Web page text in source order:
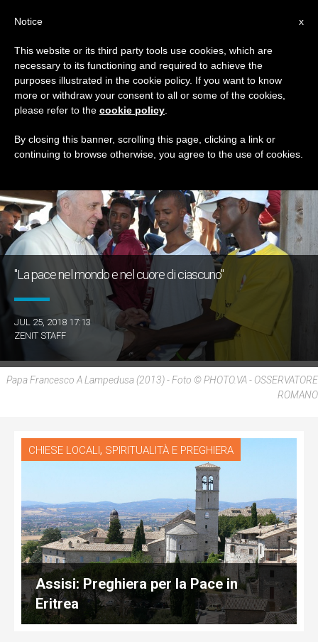
GIORNO
Luglio 25th, 2018
ULTIME NOTIZIE
"La pace nel mondo e nel cuore di ciascuno"
JUL 25, 2018 17:13
ZENIT STAFF
Papa Francesco A Lampedusa (2013) - Foto © PHOTO.VA - OSSERVATORE
ROMANO
CHIESE LOCALI, SPIRITUALITÀ E PREGHIERA
Assisi: Preghiera per la Pace in
Eritrea
x
Notice
This website or its third party tools use cookies, which are
necessary to its functioning and required to achieve the
purposes illustrated in the cookie policy. If you want to know
more or withdraw your consent to all or some of the cookies,
please refer to the cookie policy
By closing this banner, scrolling this page, clicking a link or
continuing to browse otherwise, you agree to the use of cookies.